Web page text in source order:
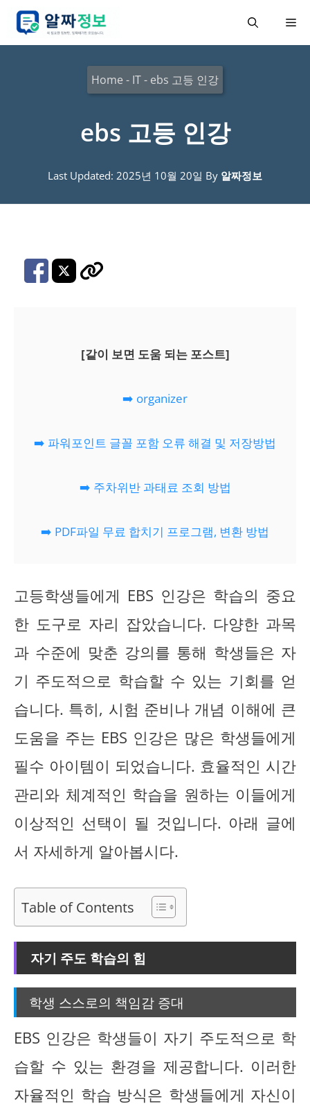
메
Home - IT- ebs 고등 인강
ebs 고등 인강
Last Updated: 2025년 10월 20일 By 알짜정보
[같이 보면 도움 되는 포스트]
➡️ organizer
➡️ 파워포인트 글꼴 포함 오류 해결 및 저장방법
➡️ 주차위반 과태료 조회 방법
➡️ PDF파일 무료 합치기 프로그램, 변환 방법
고등학생들에게 EBS 인강은 학습의 중요
한 도구로 자리 잡았습니다. 다양한 과목
과 수준에 맞춘 강의를 통해 학생들은 자
기 주도적으로 학습할 수 있는 기회를 얻
습니다. 특히, 시험 준비나 개념 이해에 큰
도움을 주는 EBS 인강은 많은 학생들에게
필수 아이템이 되었습니다. 효율적인 시간
관리와 체계적인 학습을 원하는 이들에게
이상적인 선택이 될 것입니다. 아래 글에
서 자세하게 알아봅시다.
Table of Contents
자기 주도 학습의 힘
학생 스스로의 책임감 증대
EBS 인강은 학생들이 자기 주도적으로 학
습할 수 있는 환경을 제공합니다. 이러한
자율적인 학습 방식은 학생들에게 자신이